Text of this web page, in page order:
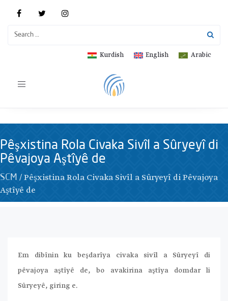
Arabic
English
Kurdish
Toggle
Pêşxistina Rola Civaka Sivîl a Sûryeyî di
Pêvajoya Aştîyê de
SCM /Pêşxistina Rola Civaka Sivîl a Sûryeyî di Pêvajoya
Aştîyê de
Em dibînin ku beşdarîya civaka sivîl a Sûryeyî di
pêvajoya aştîyê de, bo avakirina aştîya domdar li
Sûryeyê, giring e.